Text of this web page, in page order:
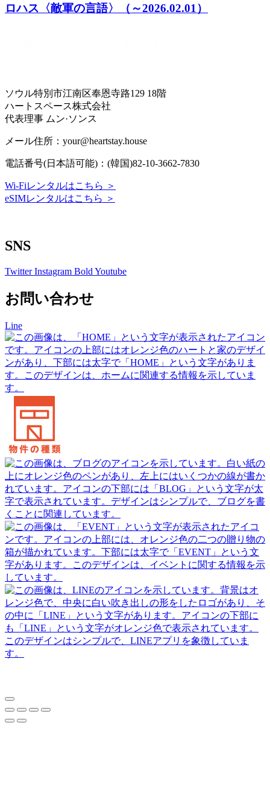
ロハス〈敵軍の言語〉（～2026.02.01）
ソウル特別市江南区奉恩寺路129 18階
ハートスペース株式会社
代表理事 ムン·ソンス
メール住所：your@heartstay.house
電話番号(日本語可能)：(韓国)82-10-3662-7830
Wi-Fiレンタルはこちら ＞
eSIMレンタルはこちら ＞
SNS
Twitter Instagram Bold Youtube
お問い合わせ
Line